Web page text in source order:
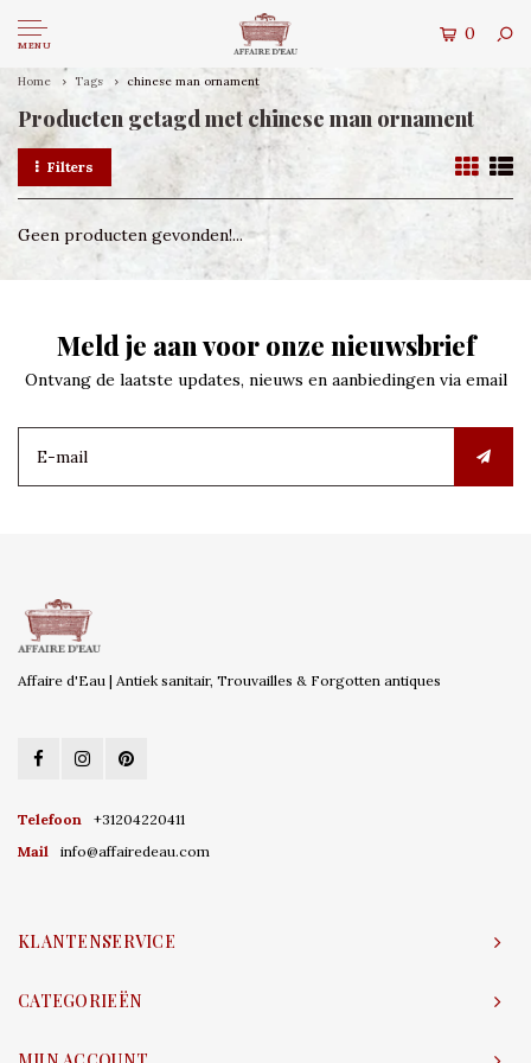
MENU
0
Home Tags chinese man ornament
Producten getagd met chinese man ornament
Filters
Geen producten gevonden!...
Meld je aan voor onze nieuwsbrief
Ontvang de laatste updates, nieuws en aanbiedingen via email
Affaire d'Eau | Antiek sanitair, Trouvailles & Forgotten antiques
Telefoon
+31204220411
Mail
info@affairedeau.com
KLANTENSERVICE
CATEGORIEËN